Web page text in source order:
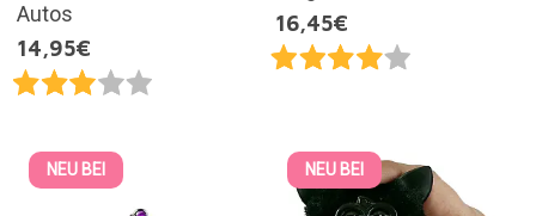
Autos
14,95€
16,45€
NEU BEI NEU BEI